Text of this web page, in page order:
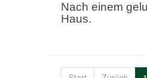
Nach einem
Haus.